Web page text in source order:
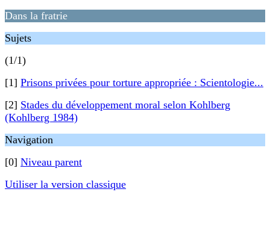
Dans la fratrie
Sujets
(1/1)
[1] Prisons privées pour torture appropriée : Scientologie...
[2] Stades du développement moral selon Kohlberg
(Kohlberg 1984)
Navigation
[0] Niveau parent
Utiliser la version classique